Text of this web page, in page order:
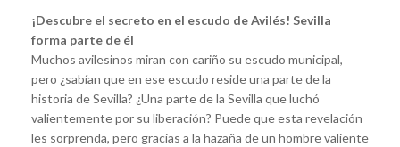
¡Descubre el secreto en el escudo de Avilés! Sevilla
forma parte de él
Muchos avilesinos miran con cariño su escudo municipal,
pero ¿sabían que en ese escudo reside una parte de la
historia de Sevilla? ¿Una parte de la Sevilla que luchó
valientemente por su liberación? Puede que esta revelación
les sorprenda, pero gracias a la hazaña de un hombre valiente